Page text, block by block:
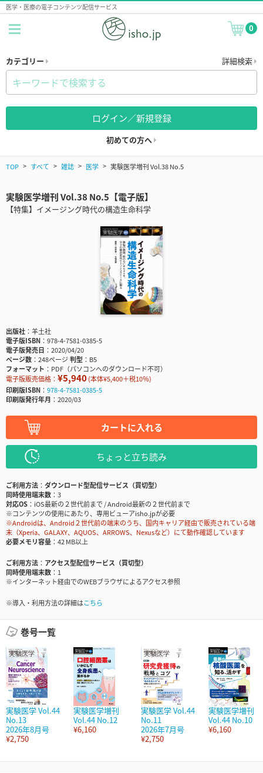
医学・医療の電子コンテンツ配信サービス
0
カテゴリー 詳細検索
ログイン／新規登録
初めての方へ
TOP すべて 雑誌 医学 実験医学増刊 Vol.38 No.5
実験医学増刊 Vol.38 No.5【電子版】
【特集】イメージング時代の構造生命科学
出版社
羊土社
電子版ISBN
978-4-7581-0385-5
電子版発売日
2020/04/20
ページ数
248ページ判型
B5
フォーマット
PDF（パソコンへのダウンロード不可）
電子版販売価格： ¥5,940(本体¥5,400＋税10％)
印刷版ISBN
978-4-7581-0385-5
印刷版発行年月
2020/03
カートに入れる
ちょっと立ち読み
ご利用方法
ダウンロード型配信サービス（買切型）
同時使用端末数
3
対応OS
iOS最新の２世代前まで / Android最新の２世代前まで
※コンテンツの使用にあたり、専用ビューアisho.jpが必要
※Androidは、Android２世代前の端末のうち、国内キャリア経由で販売されている端
末（Xperia、GALAXY、AQUOS、ARROWS、Nexusなど）にて動作確認しています
必要メモリ容量
42 MB以上
ご利用方法
アクセス型配信サービス（買切型）
同時使用端末数
1
※インターネット経由でのWEBブラウザによるアクセス参照
※導入・利用方法の詳細はこちら
巻号一覧
実験医学 Vol.44
No.13
2026年8月号
¥2,750
実験医学増刊
Vol.44 No.12
¥6,160
実験医学 Vol.44
No.11
2026年7月号
¥2,750
実験医学増刊
Vol.44 No.10
¥6,160